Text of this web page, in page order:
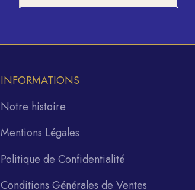
INFORMATIONS
Notre histoire
Mentions Légales
Politique de Confidentialité
Conditions Générales de Ventes